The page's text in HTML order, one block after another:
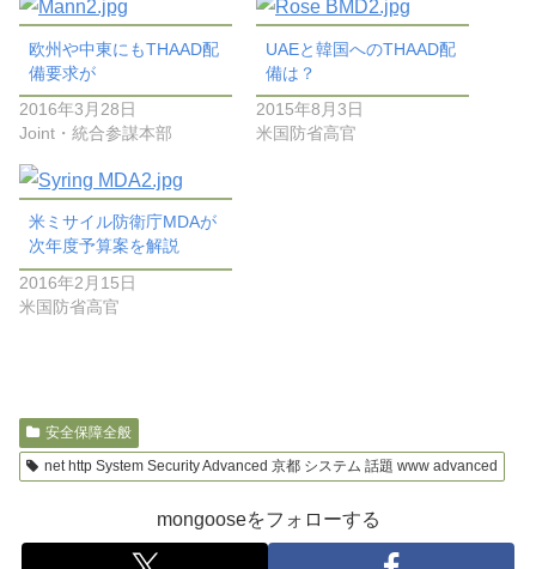
欧州や中東にもTHAAD配
備要求が
2016年3月28日
Joint・統合参謀本部
UAEと韓国へのTHAAD配
備は？
2015年8月3日
米国防省高官
米ミサイル防衛庁MDAが
次年度予算案を解説
2016年2月15日
米国防省高官
安全保障全般
net http System Security Advanced 京都 システム 話題 www advanced
mongooseをフォローする